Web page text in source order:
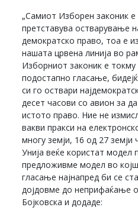
„Самиот Изборен законик
претставува остварување
демократско право, тоа е
нашата црвена линија во
Изборниот законик е токму
подостапно гласање,
си го оствари
десет часови со авион за
истото право. Ние не
вакви пракси на
многу земји, 16 од 27 земји
Унија веќе користат модел
предложивме модел во
гласање најнапред би се
дојдовме до неприфаќање
Бојковска и додаде: